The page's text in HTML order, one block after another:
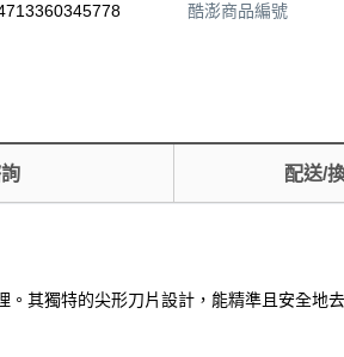
酷澎商品編號
配送/
其獨特的尖形刀片設計，能精準且安全地